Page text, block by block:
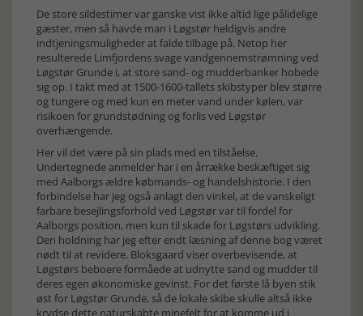
De store sildestimer var ganske vist ikke altid lige pålidelige
gæster, men så havde man i Løgstør heldigvis andre
indtjeningsmuligheder at falde tilbage på. Netop her
resulterede Limfjordens svage vandgennemstrømning ved
Løgstør Grunde i, at store sand- og mudderbanker hobede
sig op. I takt med at 1500-1600-tallets skibstyper blev større
og tungere og med kun en meter vand under kølen, var
risikoen for grundstødning og forlis ved Løgstør
overhængende.
Her vil det være på sin plads med en tilståelse.
Undertegnede anmelder har i en årrække beskæftiget sig
med Aalborgs ældre købmands- og handelshistorie. I den
forbindelse har jeg også anlagt den vinkel, at de vanskeligt
farbare besejlingsforhold ved Løgstør var til fordel for
Aalborgs position, men kun til skade for Løgstørs udvikling.
Den holdning har jeg efter endt læsning af denne bog været
nødt til at revidere. Bloksgaard viser overbevisende, at
Løgstørs beboere formåede at udnytte sand og mudder til
deres egen økonomiske gevinst. For det første lå byen stik
øst for Løgstør Grunde, så de lokale skibe skulle altså ikke
krydse dette naturskabte minefelt for at komme ud i